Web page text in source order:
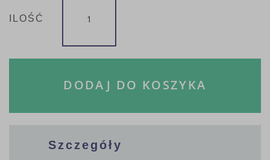
ILOŚĆ
DODAJ DO KOSZYKA
Szczegóły